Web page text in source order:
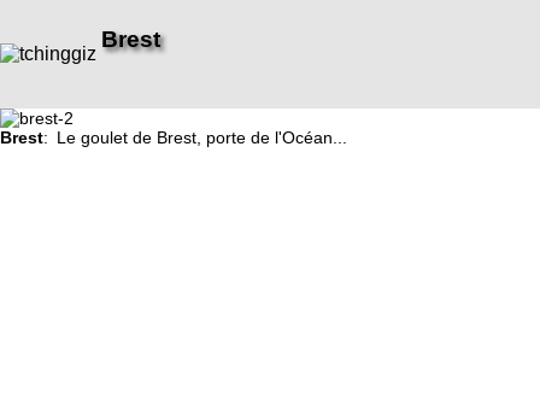
Brest
Brest: Le goulet de Brest, porte de l'Océan...